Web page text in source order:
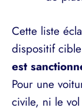
Cette liste
dispositif cible
est
Pour une
civile, ni le